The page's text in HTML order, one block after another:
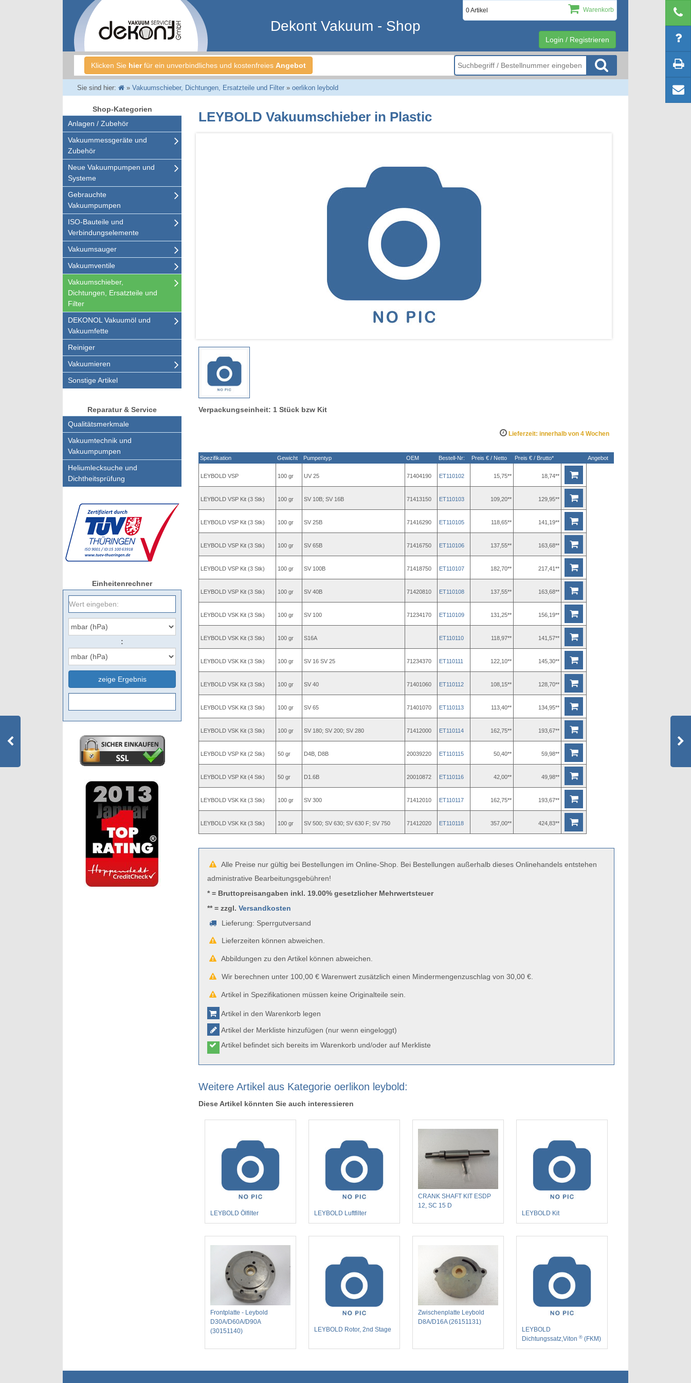
Login / Registrieren
0 Artikel Warenkorb
Dekont Vakuum - Shop
Klicken Sie hierfür ein unverbindliches und kostenfreies Angebot
Sie sind hier: » Vakuumschieber, Dichtungen, Ersatzteile und Filter» oerlikon leybold
Shop-Kategorien
Anlagen / Zubehör
Vakuummessgeräte und
Zubehör
Neue Vakuumpumpen und
Systeme
Gebrauchte
Vakuumpumpen
ISO-Bauteile und
Verbindungselemente
Vakuumsauger
Vakuumventile
Vakuumschieber,
Dichtungen, Ersatzteile und
Filter
DEKONOL Vakuumöl und
Vakuumfette
Reiniger
Vakuumieren
Sonstige Artikel
Reparatur & Service
Qualitätsmerkmale
Vakuumtechnik und
Vakuumpumpen
Heliumlecksuche und
Dichtheitsprüfung
Einheitenrechner
:
zeige Ergebnis
LEYBOLD Vakuumschieber in Plastic
Verpackungseinheit: 1 Stück bzw Kit
Lieferzeit: innerhalb von 4 Wochen
Spezifikation Gewicht Pumpentyp OEM Bestell-Nr: Preis € / Netto Preis € / Brutto* Angebot
LEYBOLD VSP 100 gr UV 25 71404190 ET110102 15,75** 18,74**
LEYBOLD VSP Kit (3 Stk) 100 gr SV 10B; SV 16B 71413150 ET110103 109,20** 129,95**
LEYBOLD VSP Kit (3 Stk) 100 gr SV 25B 71416290 ET110105 118,65** 141,19**
LEYBOLD VSP Kit (3 Stk) 100 gr SV 65B 71416750 ET110106 137,55** 163,68**
LEYBOLD VSP Kit (3 Stk) 100 gr SV 100B 71418750 ET110107 182,70** 217,41**
LEYBOLD VSP Kit (3 Stk) 100 gr SV 40B 71420810 ET110108 137,55** 163,68**
LEYBOLD VSK Kit (3 Stk) 100 gr SV 100 71234170 ET110109 131,25** 156,19**
LEYBOLD VSK Kit (3 Stk) 100 gr S16A ET110110 118,97** 141,57**
LEYBOLD VSK Kit (3 Stk) 100 gr SV 16 SV 25 71234370 ET110111 122,10** 145,30**
LEYBOLD VSK Kit (3 Stk) 100 gr SV 40 71401060 ET110112 108,15** 128,70**
LEYBOLD VSK Kit (3 Stk) 100 gr SV 65 71401070 ET110113 113,40** 134,95**
LEYBOLD VSK Kit (3 Stk) 100 gr SV 180; SV 200; SV 280 71412000 ET110114 162,75** 193,67**
LEYBOLD VSP Kit (2 Stk) 50 gr D4B, D8B 20039220 ET110115 50,40** 59,98**
LEYBOLD VSP Kit (4 Stk) 50 gr D1.6B 20010872 ET110116 42,00** 49,98**
LEYBOLD VSK Kit (3 Stk) 100 gr SV 300 71412010 ET110117 162,75** 193,67**
LEYBOLD VSK Kit (3 Stk) 100 gr SV 500; SV 630; SV 630 F; SV 750 71412020 ET110118 357,00** 424,83**
Alle Preise nur gültig bei Bestellungen im Online-Shop. Bei Bestellungen außerhalb dieses Onlinehandels entstehen
administrative Bearbeitungsgebühren!
* = Bruttopreisangaben inkl. 19.00% gesetzlicher Mehrwertsteuer
** = zzgl.Versandkosten
Lieferung: Sperrgutversand
Lieferzeiten können abweichen.
Abbildungen zu den Artikel können abweichen.
Wir berechnen unter 100,00 € Warenwert zusätzlich einen Mindermengenzuschlag von 30,00 €.
Artikel in Spezifikationen müssen keine Originalteile sein.
Artikel in den Warenkorb legen
Artikel der Merkliste hinzufügen (nur wenn eingeloggt)
Artikel befindet sich bereits im Warenkorb und/oder auf Merkliste
Weitere Artikel aus Kategorie oerlikon leybold:
Diese Artikel könnten Sie auch interessieren
LEYBOLD Ölfilter LEYBOLD Luftfilter
CRANK SHAFT KIT ESDP
12, SC 15 D
LEYBOLD Kit
Frontplatte - Leybold
D30A/D60A/D90A
(30151140)
LEYBOLD Rotor, 2nd Stage
Zwischenplatte Leybold
D8A/D16A (26151131)
LEYBOLD
Dichtungssatz,Viton® (FKM)